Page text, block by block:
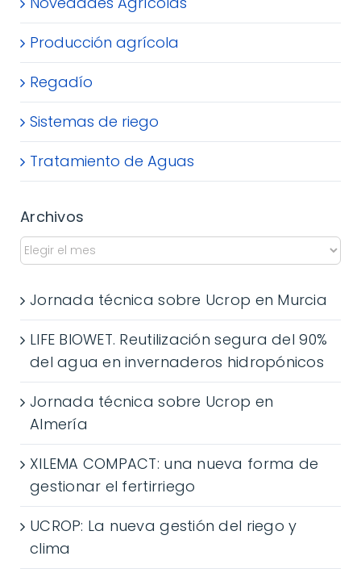
Producción agrícola
Regadío
Sistemas de riego
Tratamiento de Aguas
Archivos
Jornada técnica sobre Ucrop en Murcia
LIFE BIOWET. Reutilización segura del 90%
del agua en invernaderos hidropónicos
Jornada técnica sobre Ucrop en
Almería
XILEMA COMPACT: una nueva forma de
gestionar el fertirriego
UCROP: La nueva gestión del riego y
clima